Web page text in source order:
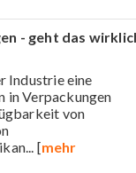
- geht das
Industrie eine
in Verpackungen
von
... [mehr